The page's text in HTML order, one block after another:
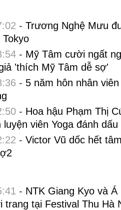
- Trương Nghệ Mưu
- Mỹ Tâm cười ngất
'thích Mỹ Tâm dễ sợ'
- 5 năm hôn nhân
- Hoa hậu Phạm Thị
viên Yoga đánh
- Victor Vũ dốc hết
- NTK Giang Kyo và
trang tại Festival Thu Hà